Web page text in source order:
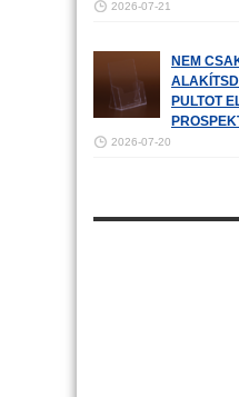
2026-07-21
NEM
PULTOT
2026-07-20